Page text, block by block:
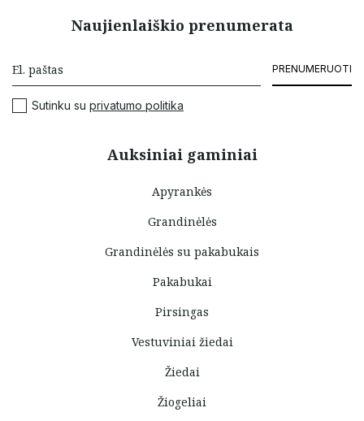
Auksiniai gaminiai
Apyrankės
Grandinėlės
Grandinėlės su pakabukais
Pakabukai
Pirsingas
Vestuviniai žiedai
Žiedai
Žiogeliai
Naujienlaiškio prenumerata
PRENUMERUOTI
Sutinku su privatumo politika